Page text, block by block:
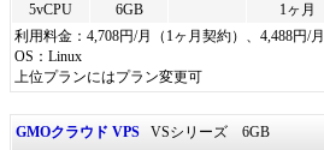
5vCPU
6GB 1ヶ月
利用料金：4,708円/月（1ヶ月契約）、4,488円/
OS：Linux
上位プランにはプラン変更可
GMOクラウド VPS VSシリーズ 6GB